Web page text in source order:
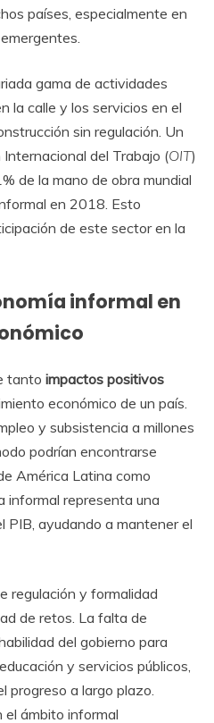
países, especialmente en
gama de actividades
la calle y los servicios en el
sin regulación. Un
del Trabajo (OIT)
de la mano de obra mundial
en 2018. Esto
de este sector en la
informal en
tanto impactos positivos
económico de un país.
y subsistencia a millones
podrían encontrarse
América Latina como
informal representa una
PIB, ayudando a mantener el
regulación y formalidad
de retos. La falta de
del gobierno para
y servicios públicos,
progreso a largo plazo.
el ámbito informal